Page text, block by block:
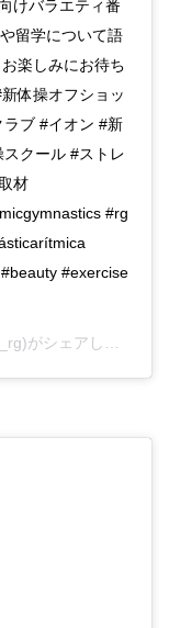
けバラエティ番
留学について語
楽しみにお待ち
体操オフショッ
ラブ #イオン #新
クール #ストレ
材
#rg
#exercise
シェアした投稿 –